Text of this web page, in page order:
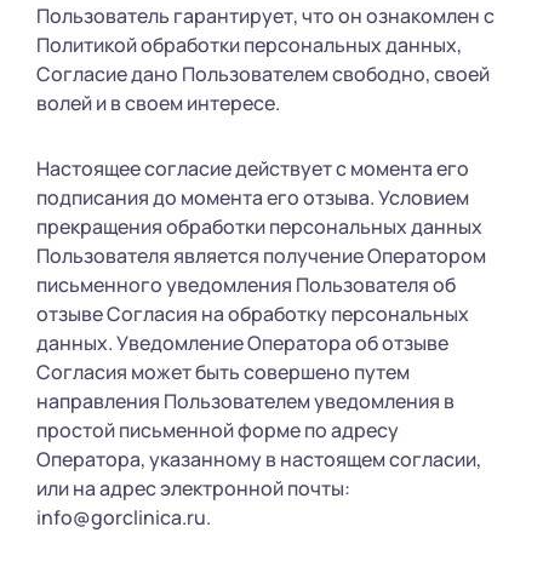
Пользователь гарантирует, что он ознакомлен с
Политикой обработки персональных данных,
Согласие дано Пользователем свободно, своей
волей и в своем интересе.
Настоящее согласие действует с момента его
подписания до момента его отзыва. Условием
прекращения обработки персональных данных
Пользователя является получение Оператором
письменного уведомления Пользователя об
отзыве Согласия на обработку персональных
данных. Уведомление Оператора об отзыве
Согласия может быть совершено путем
направления Пользователем уведомления в
простой письменной форме по адресу
Оператора, указанному в настоящем согласии,
или на адрес электронной почты:
info@gorclinica.ru.